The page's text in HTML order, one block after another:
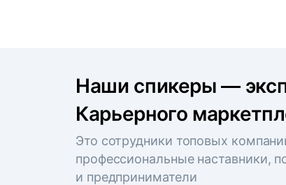
Наши спикеры —
Карьерного
Это сотрудники топовых
профессиональные наставники,
и предприниматели